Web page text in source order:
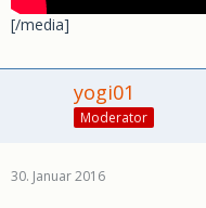
[/media]
yogi01
Moderator
30. Januar 2016